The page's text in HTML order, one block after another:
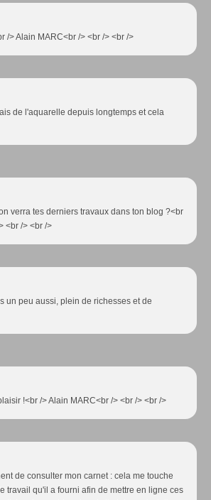
/> Alain MARC<br /> <br /> <br />
de l'aquarelle depuis longtemps et cela
verra tes derniers travaux dans ton blog ?<br
<br /> <br />
un peu aussi, plein de richesses et de
!<br /> Alain MARC<br /> <br /> <br />
de consulter mon carnet : cela me touche
travail qu'il a fourni afin de mettre en ligne ces